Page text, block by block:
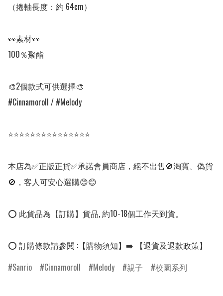
（捲軸長度：約 64cm）
👀素材👀
100％聚酯
🎨2個款式可供選擇🎨
#Cinnamoroll / #Melody
⭐⭐⭐⭐⭐⭐⭐⭐⭐⭐⭐⭐⭐⭐⭐
本店為✅正版正貨✅承諾會員商店，絕不出售🚫淘寶、偽貨
🚫，客人可安心選購😊😊
⭕ 此貨品為【訂購】貨品, 約10-18個工作天到貨。
⭕ 訂購條款請參閱 :【購物須知】➡️ 【退貨及退款政策】
Sanrio
Cinnamoroll Melody 親子 校園系列